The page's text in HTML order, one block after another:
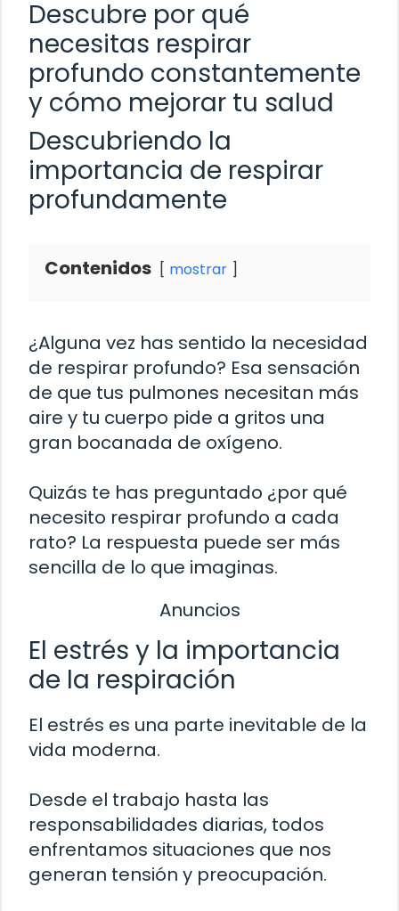
Descubre por qué
necesitas respirar
profundo constantemente
y cómo mejorar tu salud
Descubriendo la
importancia de respirar
profundamente
Contenidos mostrar
¿Alguna vez has sentido la necesidad
de respirar profundo? Esa sensación
de que tus pulmones necesitan más
aire y tu cuerpo pide a gritos una
gran bocanada de oxígeno.
Quizás te has preguntado ¿por qué
necesito respirar profundo a cada
rato? La respuesta puede ser más
sencilla de lo que imaginas.
Anuncios
El estrés y la importancia
de la respiración
El estrés es una parte inevitable de la
vida moderna.
Desde el trabajo hasta las
responsabilidades diarias, todos
enfrentamos situaciones que nos
generan tensión y preocupación.